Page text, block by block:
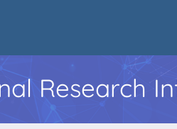
Research